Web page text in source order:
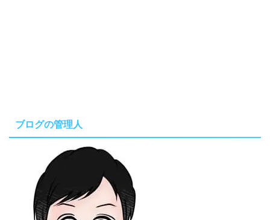
ブログの管理人